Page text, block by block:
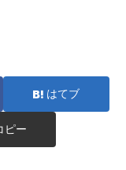
はてブ
ピー